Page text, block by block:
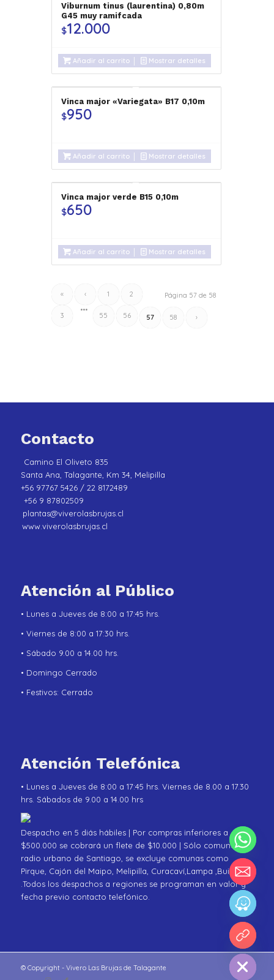
Viburnum tinus (laurentina) 0,80m
G45 muy ramifcada
$12.000
Añadir al carrito Mostrar detalles
Vinca major «Variegata» B17 0,10m
$950
Añadir al carrito Mostrar detalles
Vinca major verde B15 0,10m
$650
Añadir al carrito Mostrar detalles
Página 57 de 58
« ‹ 1 2
3
•••
55 56 57 58 ›
Contacto
Camino El Oliveto 835
Santa Ana, Talagante, Km 34, Melipilla
+56 97767 5426 / 22 8172489
+56 9 87802509
plantas@viverolasbrujas.cl
www.viverolasbrujas.cl
Atención al Público
• Lunes a Jueves de 8:00 a 17:45 hrs.
• Viernes de 8:00 a 17:30 hrs.
• Sábado 9.00 a 14.00 hrs.
• Domingo Cerrado
• Festivos: Cerrado
Atención Telefónica
• Lunes a Jueves de 8:00 a 17:45 hrs. Viernes de 8.00 a 17.30
hrs. Sábados de 9.00 a 14.00 hrs
Despacho en 5 diás hábiles | Por compras inferiores a
$500.000 se cobrará un flete de $10.000 | Sólo comunas de
radio urbano de Santiago, se excluye comunas como
Pirque, Cajón del Maipo, Melipilla, Curacaví,Lampa ,Buin
.Todos los despachos a regiones se programan en valor y
fecha previo contacto telefónico.
© Copyright - Vivero Las Brujas de Talagante
Hide
chaty